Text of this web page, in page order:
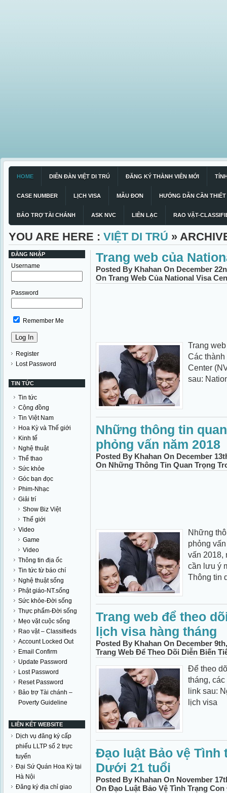
HOME DIỄN ĐÀN VIỆT DI TRÚ ĐĂNG KÝ THÀNH VIÊN MỚI
CASE NUMBER LỊCH VISA MẪU ĐƠN HƯỚNG DẪN CẦN THIẾT
BẢO TRỢ TÀI CHÁNH ASK NVC LIÊN LẠC RAO VẶT-
YOU ARE HERE : VIỆT DI TRÚ »
ĐĂNG NHẬP
Username
Password
Remember Me
Register
Lost Password
TIN TỨC
Tin tức
Cộng đồng
Tin Việt Nam
Hoa Kỳ và Thế giới
Kinh tế
Nghệ thuật
Thể thao
Sức khỏe
Góc bạn đọc
Phim-Nhạc
Giải trí
Show Biz Việt
Thế giới
Video
Game
Video
Thông tin địa ốc
Tin tức từ báo chí
Nghệ thuật sống
Phật giáo-NT.sống
Sức khỏe-Đời sống
Thực phẩm-Đời sống
Mẹo vặt cuộc sống
Rao vặt – Classifieds
Account Locked Out
Email Confirm
Update Password
Lost Password
Reset Password
Bảo trợ Tài chánh –
Poverty Guideline
LIÊN KẾT WEBSITE
Dịch vụ đăng ký cấp
phiếu LLTP số 2 trực
tuyến
Đại Sứ Quán Hoa Kỳ tại
Hà Nội
Đăng ký địa chỉ giao
Trang web của
Posted By Khahan On December
On Trang Web Của National Visa
Trang
Các
Center
sau:
Những thông tin
phỏng vấn năm 2018
Posted By Khahan On December
On Những Thông Tin Quan Trọng
Những
phỏng
vấn 2018,
cần lưu ý
Thông tin
Trang web để theo
lịch visa hàng tháng
Posted By Khahan On December
Trang Web Để Theo Dõi Diễn Biến
Để theo
tháng,
link sau:
lịch visa
Đạo luật Bảo vệ Tình
Dưới 21 tuổi
Posted By Khahan On November
On Đạo Luật Bảo Vệ Tình Trạng